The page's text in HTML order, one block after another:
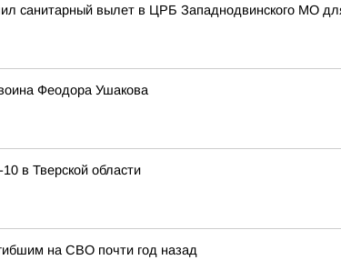
санитарный вылет в ЦРБ Западнодвинского МО
Феодора Ушакова
в Тверской области
на СВО почти год назад